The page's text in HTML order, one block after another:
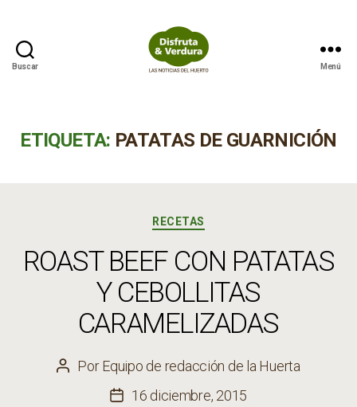
Buscar Menú
ETIQUETA: PATATAS DE GUARNICIÓN
Categorías
RECETAS
ROAST BEEF CON PATATAS
Y CEBOLLITAS
CARAMELIZADAS
Autor
PorEquipo de redacción de la Huerta
Fecha
16 diciembre, 2015